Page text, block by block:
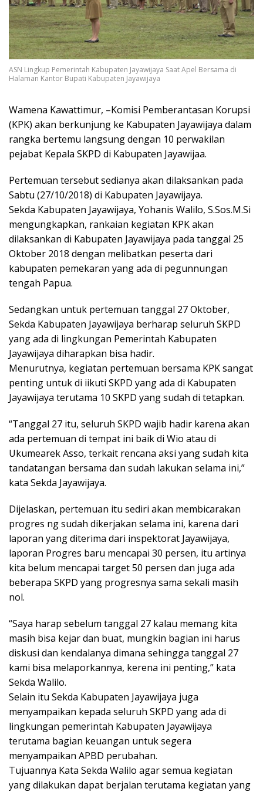
ASN Lingkup Pemerintah Kabupaten Jayawijaya Saat Apel Bersama di
Halaman Kantor Bupati Kabupaten Jayawijaya
Wamena Kawattimur, –Komisi Pemberantasan Korupsi
(KPK) akan berkunjung ke Kabupaten Jayawijaya dalam
rangka bertemu langsung dengan 10 perwakilan
pejabat Kepala SKPD di Kabupaten Jayawijaa.
Pertemuan tersebut sedianya akan dilaksankan pada
Sabtu (27/10/2018) di Kabupaten Jayawijaya.
Sekda Kabupaten Jayawijaya, Yohanis Walilo, S.Sos.M.Si
mengungkapkan, rankaian kegiatan KPK akan
dilaksankan di Kabupaten Jayawijaya pada tanggal 25
Oktober 2018 dengan melibatkan peserta dari
kabupaten pemekaran yang ada di pegunnungan
tengah Papua.
Sedangkan untuk pertemuan tanggal 27 Oktober,
Sekda Kabupaten Jayawijaya berharap seluruh SKPD
yang ada di lingkungan Pemerintah Kabupaten
Jayawijaya diharapkan bisa hadir.
Menurutnya, kegiatan pertemuan bersama KPK sangat
penting untuk di iikuti SKPD yang ada di Kabupaten
Jayawijaya terutama 10 SKPD yang sudah di tetapkan.
“Tanggal 27 itu, seluruh SKPD wajib hadir karena akan
ada pertemuan di tempat ini baik di Wio atau di
Ukumearek Asso, terkait rencana aksi yang sudah kita
tandatangan bersama dan sudah lakukan selama ini,”
kata Sekda Jayawijaya.
Dijelaskan, pertemuan itu sediri akan membicarakan
progres ng sudah dikerjakan selama ini, karena dari
laporan yang diterima dari inspektorat Jayawijaya,
laporan Progres baru mencapai 30 persen, itu artinya
kita belum mencapai target 50 persen dan juga ada
beberapa SKPD yang progresnya sama sekali masih
nol.
“Saya harap sebelum tanggal 27 kalau memang kita
masih bisa kejar dan buat, mungkin bagian ini harus
diskusi dan kendalanya dimana sehingga tanggal 27
kami bisa melaporkannya, kerena ini penting,” kata
Sekda Walilo.
Selain itu Sekda Kabupaten Jayawijaya juga
menyampaikan kepada seluruh SKPD yang ada di
lingkungan pemerintah Kabupaten Jayawijaya
terutama bagian keuangan untuk segera
menyampaikan APBD perubahan.
Tujuannya Kata Sekda Walilo agar semua kegiatan
yang dilakukan dapat berjalan terutama kegiatan yang